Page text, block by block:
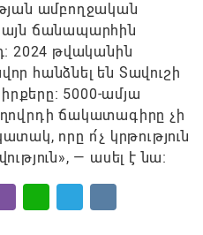
ամբողջական
ճանապարհին
2024 թվականին
հանձնել են Տավուշի
5000-ամյա
ճակատագիրը չի
որը ո՛չ կրթություն
— ասել է նա։